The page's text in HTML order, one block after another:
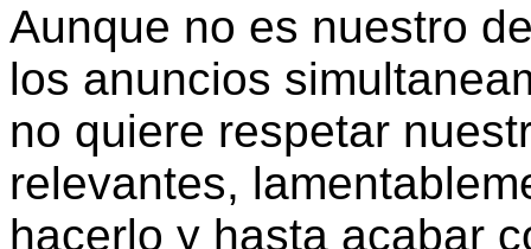
Aunque no es nuestro
los anuncios
no quiere respetar
relevantes,
hacerlo y hasta acabar